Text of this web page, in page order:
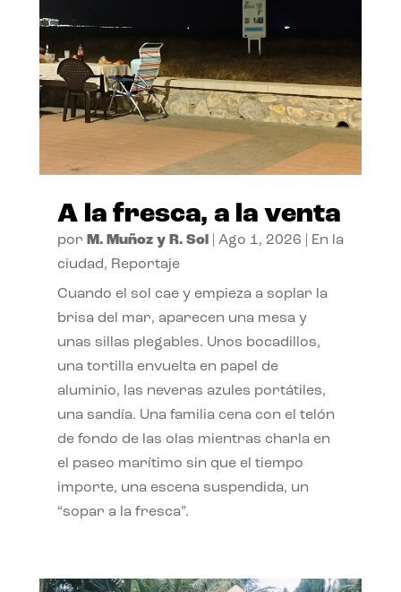
A la fresca, a la venta
por M. Muñoz y R. Sol| Ago 1, 2026
En la
ciudad, Reportaje
Cuando el sol cae y empieza a soplar la
brisa del mar, aparecen una mesa y
unas sillas plegables. Unos bocadillos,
una tortilla envuelta en papel de
aluminio, las neveras azules portátiles,
una sandía. Una familia cena con el telón
de fondo de las olas mientras charla en
el paseo marítimo sin que el tiempo
importe, una escena suspendida, un
“sopar a la fresca”.